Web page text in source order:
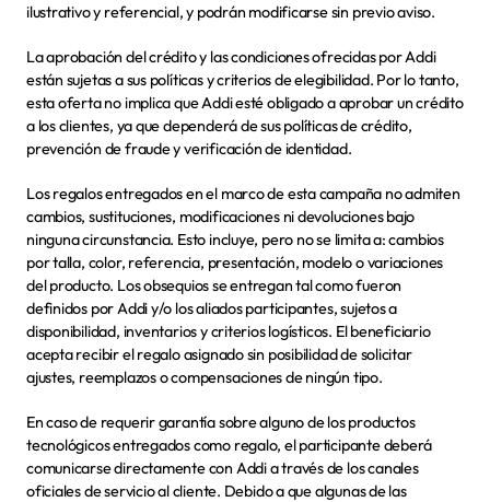
ilustrativo y referencial, y podrán modificarse sin previo aviso.
La aprobación del crédito y las condiciones ofrecidas por Addi
están sujetas a sus políticas y criterios de elegibilidad. Por lo tanto,
esta oferta no implica que Addi esté obligado a aprobar un crédito
a los clientes, ya que dependerá de sus políticas de crédito,
prevención de fraude y verificación de identidad.
Los regalos entregados en el marco de esta campaña no admiten
cambios, sustituciones, modificaciones ni devoluciones bajo
ninguna circunstancia. Esto incluye, pero no se limita a: cambios
por talla, color, referencia, presentación, modelo o variaciones
del producto. Los obsequios se entregan tal como fueron
definidos por Addi y/o los aliados participantes, sujetos a
disponibilidad, inventarios y criterios logísticos. El beneficiario
acepta recibir el regalo asignado sin posibilidad de solicitar
ajustes, reemplazos o compensaciones de ningún tipo.
En caso de requerir garantía sobre alguno de los productos
tecnológicos entregados como regalo, el participante deberá
comunicarse directamente con Addi a través de los canales
oficiales de servicio al cliente. Debido a que algunas de las